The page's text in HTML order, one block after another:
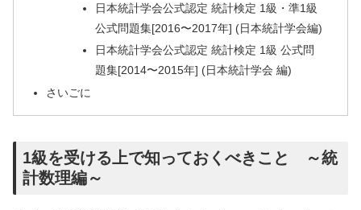
日本統計学会公式認定 統計検定 1級・準1級
公式問題集[2016〜2017年] (日本統計学会編)
日本統計学会公式認定 統計検定 1級 公式問
題集[2014〜2015年] (日本統計学会 編)
さいごに
1級を受ける上で知っておくべきこと ～統
計数理編～